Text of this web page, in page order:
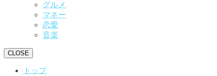
グルメ
マネー
恋愛
音楽
CLOSE
トップ